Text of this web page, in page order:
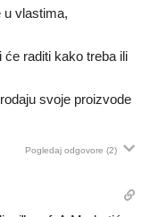
u vlastima,
raditi kako treba ili
svoje proizvode
Pogledaj odgovore (2)